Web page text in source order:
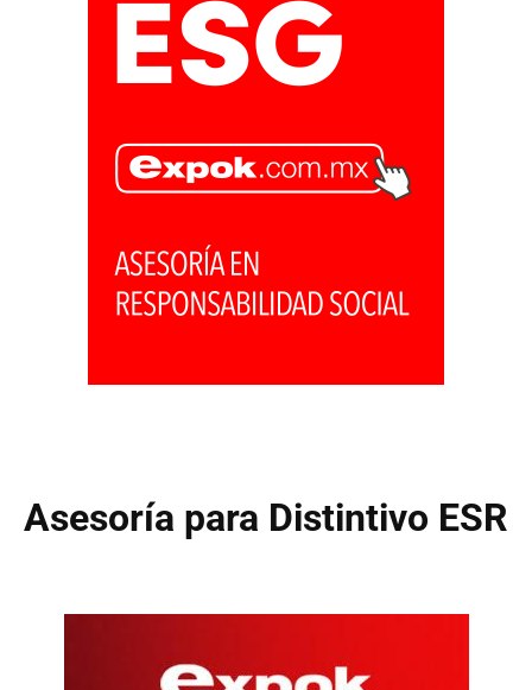
Asesoría para Distintivo ESR